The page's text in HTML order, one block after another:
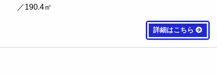
／190.4㎡
詳細はこちら